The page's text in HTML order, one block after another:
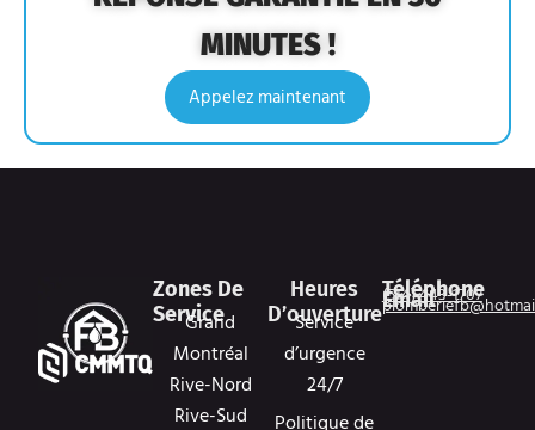
MINUTES !
Appelez maintenant
Zones De
Service
Grand
Montréal
Rive-Nord
Rive-Sud
Heures
D’ouverture
Service
d’urgence
24/7
Politique de
Téléphone
(514) 443-1707
Email